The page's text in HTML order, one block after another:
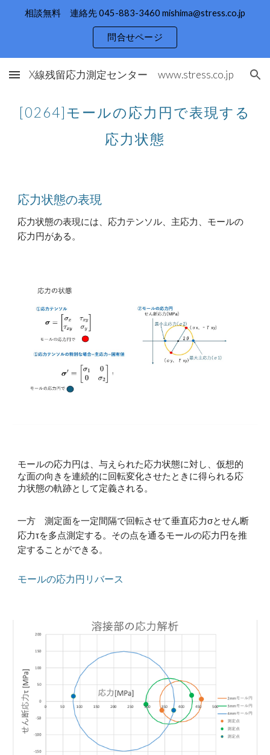
相談無料 連絡先 045-883-3460 mishima@stress.co.jp
問合せページ
X線残留応力測定センター www.stress.co.jp
[0264]モールの応力円で表現する
応力状態
応力状態の表現
応力状態の表現には、応力テンソル、主応力、モールの
応力円がある。
モールの応力円は、与えられた応力状態に対し、仮想的
な面の向きを連続的に回転変化させたときに得られる応
力状態の軌跡として定義される。
一方 測定面を一定間隔で回転させて垂直応力σとせん断
応力τを多点測定する。その点を通るモールの応力円を推
定することができる。
モールの応力円リバース